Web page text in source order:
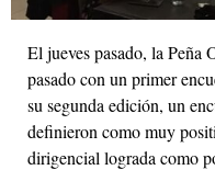
El jueves pasado, la Peña
pasado con un primer
su segunda edición, un
definieron como muy
dirigencial lograda como